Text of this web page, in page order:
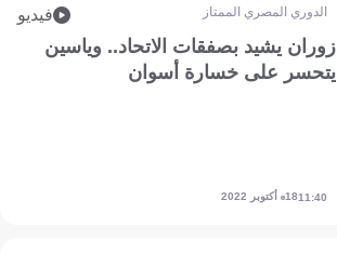
الدوري المصري الممتاز فيديو
زوران يشيد بصفقات الاتحاد.. وياسين
يتحسر على خسارة أسوان
11:4018 أكتوبر 2022